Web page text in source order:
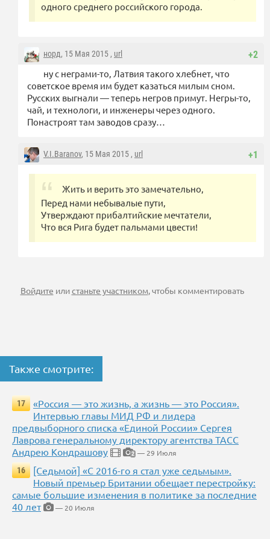
одного среднего российского города.
+2
норд, 15 Мая 2015 , url
ну с неграми-то, Латвия такого хлебнет, что
советское время им будет казаться милым сном.
Русских выгнали — теперь негров примут. Негры-то,
чай, и технологи, и инженеры через одного.
Понастроят там заводов сразу…
+1
V.I.Baranov, 15 Мая 2015 , url
Жить и верить это замечательно,
Перед нами небывалые пути,
Утверждают прибалтийские мечтатели,
Что вся Рига будет пальмами цвести!
Войдите илистаньте участником, чтобы комментировать
Также смотрите:
17
«Россия — это жизнь, а жизнь — это Россия».
Интервью главы МИД РФ и лидера
предвыборного списка «Единой России» Сергея
Лаврова генеральному директору агентства ТАСС
Андрею Кондрашову
2 — 29 Июля
16
[Седьмой] «С 2016-го я стал уже седьмым».
Новый премьер Британии обещает перестройку:
самые большие изменения в политике за последние
40 лет
— 20 Июля